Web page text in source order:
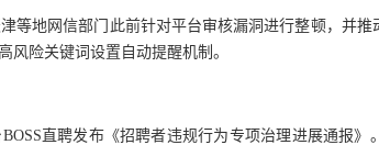
等地网信部门此前针对平台审核漏洞进行整顿，并
风险关键词设置自动提醒机制。
直聘发布《招聘者违规行为专项治理进展通报》